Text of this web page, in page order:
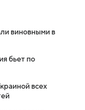
виновными в
бьет по
всех